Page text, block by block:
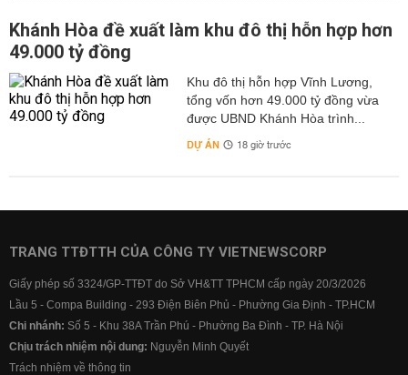
Khánh Hòa đề xuất làm khu đô thị hỗn hợp hơn
49.000 tỷ đồng
Khu đô thị hỗn hợp Vĩnh Lương,
tổng vốn hơn 49.000 tỷ đồng vừa
được UBND Khánh Hòa trình...
DỰ ÁN 18 giờ trước
TRANG TTĐTTH CỦA CÔNG TY VIETNEWSCORP
Giấy phép số 3324/GP-TTĐT do Sở VH&TT TPHCM cấp ngày 20/3/2026
Lầu 5 - Compa Building - 293 Điện Biên Phủ - Phường Gia Định - TP.HCM
Chi nhánh: Số 5 - Khu 38A Trần Phú - Phường Ba Đình - TP. Hà Nội
Chịu trách nhiệm nội dung: Nguyễn Minh Quyết
Trách nhiệm về thông tin